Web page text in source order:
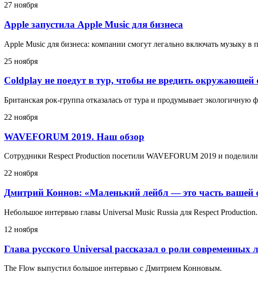
27 ноября
Apple запустила Apple Music для бизнеса
Apple Music для бизнеса: компании смогут легально включать музыку в
25 ноября
Coldplay не поедут в тур, чтобы не вредить окружающей
Британская рок-группа отказалась от тура и продумывает
22 ноября
WAVEFORUM 2019. Наш обзор
Сотрудники Respect Production посетили WAVEFORUM 2019 и
22 ноября
Дмитрий Коннов: «Маленький лейбл — это часть вашей
Небольшое интервью главы Universal Music Russia для Respect Production.
12 ноября
Глава русского Universal рассказал о роли современных
The Flow выпустил большое интервью с Дмитрием Конновым.